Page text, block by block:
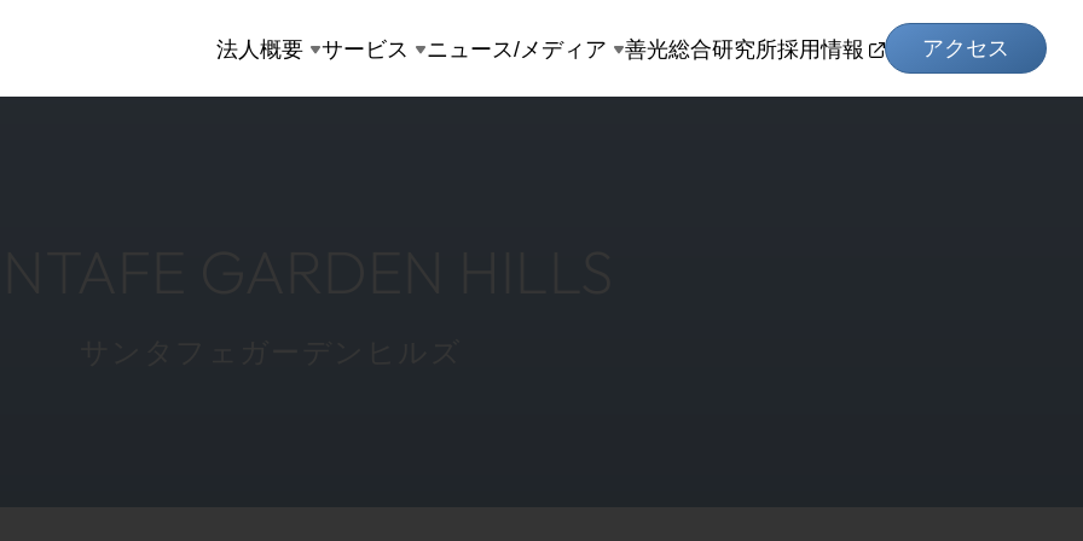
法人概要 サービス ニュース/メディア 善光総合研究所採用情報 アクセス